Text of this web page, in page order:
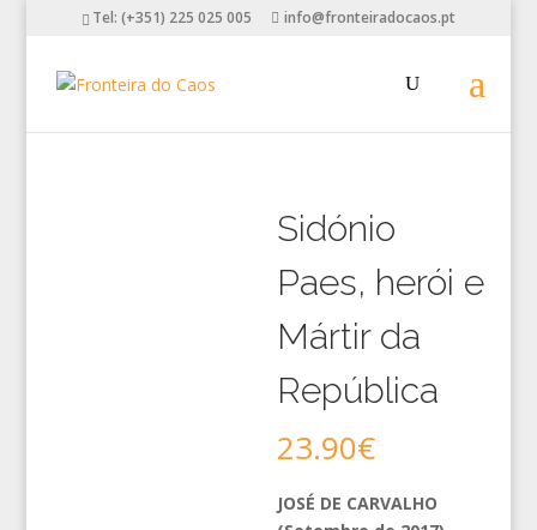
Tel: (+351) 225 025 005 info@fronteiradocaos.pt
Sidónio
Paes, herói e
Mártir da
República
23.90€
JOSÉ DE CARVALHO